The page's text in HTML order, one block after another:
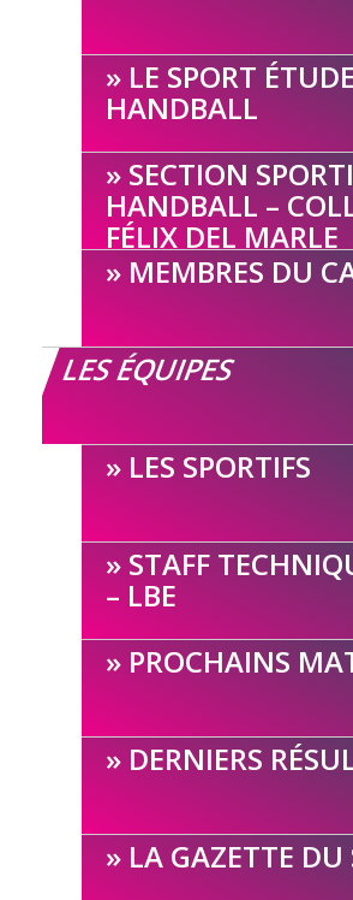
LE SPORT
HANDBALL
SECTION
HANDBALL –
FÉLIX DEL MARLE
MEMBRES DU
LES ÉQUIPES
LES SPORTIFS
STAFF
– LBE
PROCHAINS
DERNIERS
LA GAZETTE DU